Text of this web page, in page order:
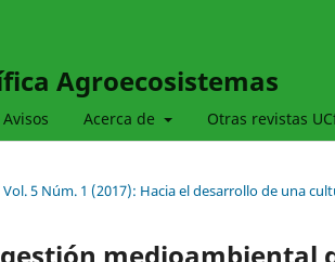
Agroecosistemas
Avisos Acerca de Otras revistas
Vol. 5 Núm. 1 (2017): Hacia el desarrollo de una